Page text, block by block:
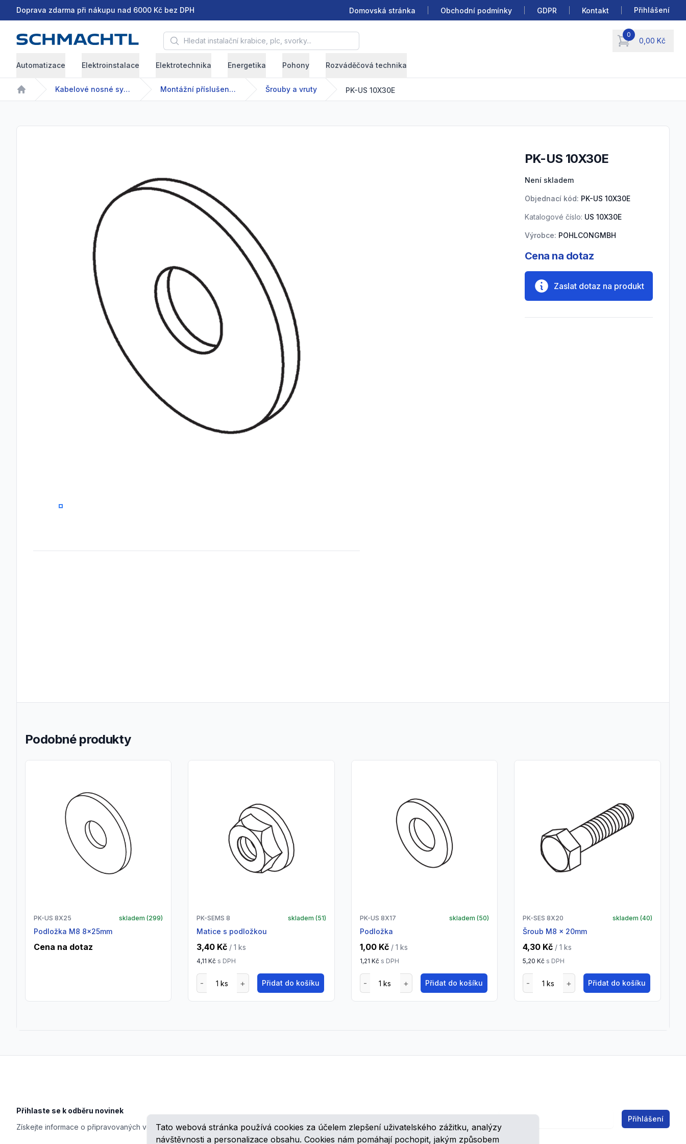
Tato webová stránka používá cookies za účelem zlepšení uživatelského zážitku, analýzy
návštěvnosti a personalizace obsahu. Cookies nám pomáhají pochopit, jakým způsobem
Doprava zdarma při nákupu nad 6000 Kč bez DPH Domovská stránka Obchodní podmínky GDPR Kontakt Přihlášení
Hledat instalační krabice, plc, svorky... 0
0,00 Kč
items in cart, view
Automatizace Elektroinstalace Elektrotechnika Energetika Pohony Rozváděčová technika
Home
Kabelové nosné systémy Montážní příslušenství Šrouby a vruty PK-US 10X30E
0
PK-US 10X30E
Není skladem
Objednací kód: PK-US 10X30E
Katalogové číslo: US 10X30E
Výrobce: POHLCONGMBH
Cena na dotaz
Zaslat dotaz na produkt
Podobné produkty
PK-US 8X25 skladem (299)
Podložka M8 8x25mm
Cena na dotaz
PK-SEMS 8 skladem (51)
matice s podložkou
3,40 Kč / 1 ks
4,11 Kč s DPH
Přidat do košíku
PK-US 8X17 skladem (50)
podložka
1,00 Kč / 1 ks
1,21 Kč s DPH
Přidat do košíku
PK-SES 8X20 skladem (40)
Šroub M8 x 20mm
4,30 Kč / 1 ks
5,20 Kč s DPH
Přidat do košíku
Přihlaste se k odběru novinek
Získejte informace o připravovaných veletrzích, školeních, novinkách, speciálních cenových nabídkách a různých zajímavých akcích.
Email address Přihlášení